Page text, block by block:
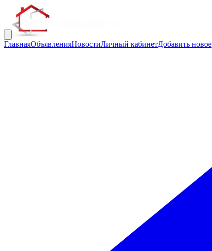
ГлавнаяОбъявленияНовостиЛичный кабинетДобавить новое